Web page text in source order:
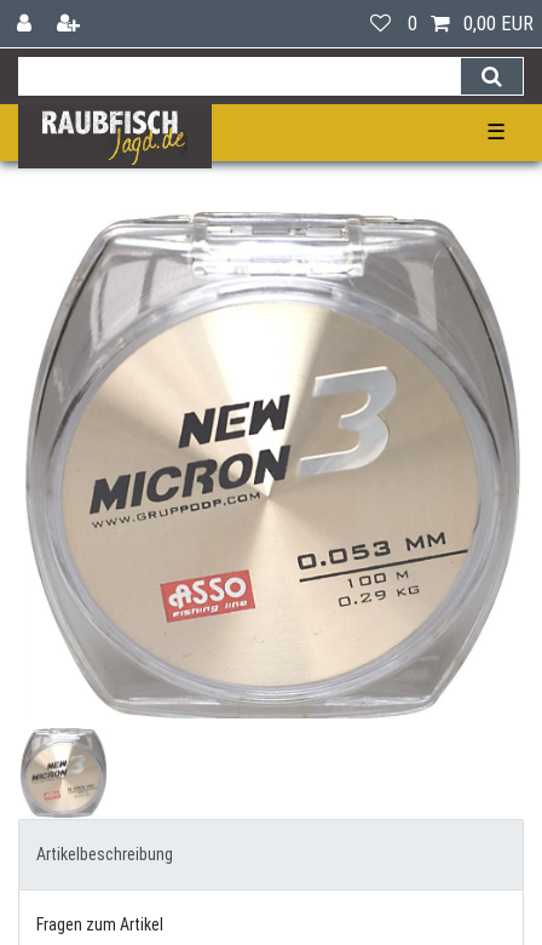
0 0,00 EUR
☰
Artikelbeschreibung
Fragen zum Artikel